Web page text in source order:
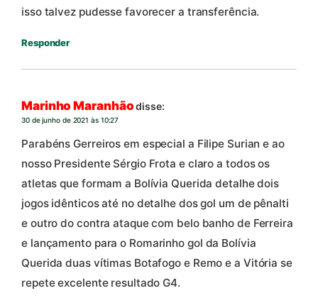
isso talvez pudesse favorecer a transferência.
Responder
Marinho Maranhãodisse:
30 de junho de 2021 às 10:27
Parabéns Gerreiros em especial a Filipe Surian e ao
nosso Presidente Sérgio Frota e claro a todos os
atletas que formam a Bolívia Querida detalhe dois
jogos idênticos até no detalhe dos gol um de pênalti
e outro do contra ataque com belo banho de Ferreira
e lançamento para o Romarinho gol da Bolívia
Querida duas vítimas Botafogo e Remo e a Vitória se
repete excelente resultado G4.